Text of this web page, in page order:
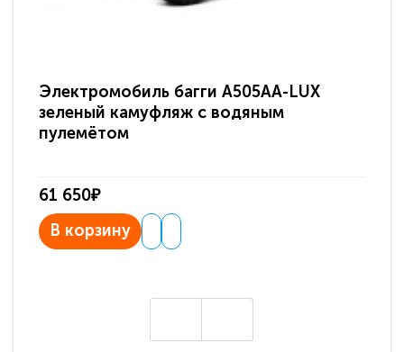
Электромобиль багги A505AA-LUX
зеленый камуфляж с водяным
пулемётом
61 650₽
В корзину